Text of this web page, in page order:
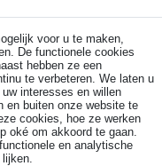
/ optisch / USB / zwart
voor u te maken,
De functionele cookies
hebben ze een
te verbeteren. We laten u
interesses en willen
en buiten onze website te
cookies, hoe ze werken
oké om akkoord te gaan.
en analytische